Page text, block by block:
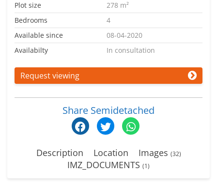
Plot size
278 m²
Bedrooms
4
Available since
08-04-2020
Availabilty
In consultation
Request viewing
Share Semidetached
Description Location Images (32)
IMZ_DOCUMENTS (1)